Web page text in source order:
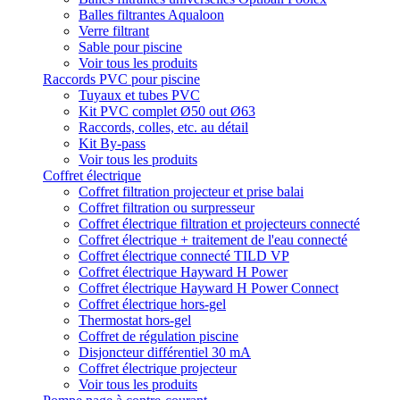
Balles filtrantes Aqualoon
Verre filtrant
Sable pour piscine
Voir tous les produits
Raccords PVC pour piscine
Tuyaux et tubes PVC
Kit PVC complet Ø50 out Ø63
Raccords, colles, etc. au détail
Kit By-pass
Voir tous les produits
Coffret électrique
Coffret filtration projecteur et prise balai
Coffret filtration ou surpresseur
Coffret électrique filtration et projecteurs connecté
Coffret électrique + traitement de l'eau connecté
Coffret électrique connecté TILD VP
Coffret électrique Hayward H Power
Coffret électrique Hayward H Power Connect
Coffret électrique hors-gel
Thermostat hors-gel
Coffret de régulation piscine
Disjoncteur différentiel 30 mA
Coffret électrique projecteur
Voir tous les produits